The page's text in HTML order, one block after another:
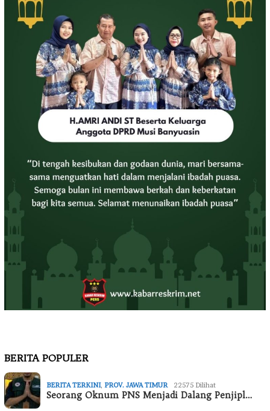
BERITA POPULER
BERITA TERKINI, PROV. JAWA TIMUR 22575 Dilihat
Seorang Oknum PNS Menjadi Dalang Penjipl…